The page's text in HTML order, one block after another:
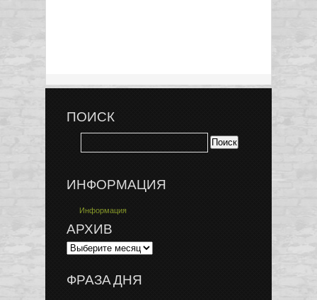
ПОИСК
ИНФОРМАЦИЯ
Информация
АРХИВ
ФРАЗА ДНЯ